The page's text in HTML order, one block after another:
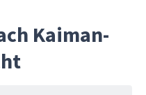
dein
Kaiman-